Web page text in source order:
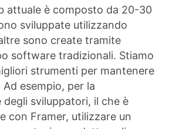
attuale è composto da 20-30
sviluppate utilizzando
sono create tramite
software tradizionali. Stiamo
strumenti per mantenere
esempio, per la
sviluppatori, il che è
con Framer, utilizzare un